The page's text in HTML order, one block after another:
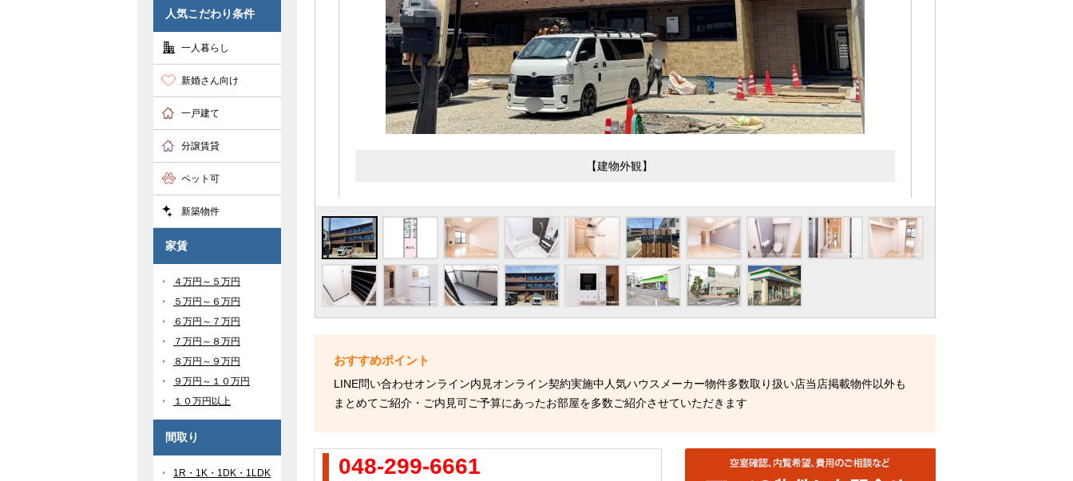
【建物外観】
LINE問い合わせオンライン内見オンライン契約実施中人気ハウスメーカー物件多数取り扱い店当店掲載物件以外も
まとめてご紹介・ご内見可ご予算にあったお部屋を多数ご紹介させていただきます
048-299-6661
人気こだわり条件
一人暮らし
新婚さん向け
一戸建て
分譲賃貸
ペット可
新築物件
家賃
４万円～５万円
５万円～６万円
６万円～７万円
７万円～８万円
８万円～９万円
９万円～１０万円
１０万円以上
間取り
1R・1K・1DK・1LDK